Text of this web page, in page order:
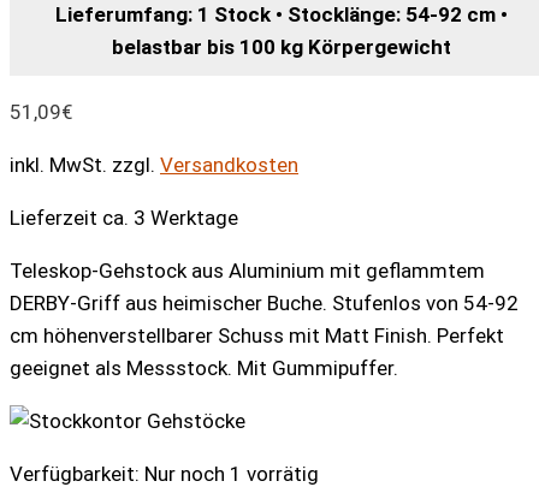
Lieferumfang: 1 Stock • Stocklänge: 54-92 cm •
belastbar bis 100 kg Körpergewicht
51,09€
inkl. MwSt. zzgl. Versandkosten
Lieferzeit ca. 3 Werktage
Teleskop-Gehstock aus Aluminium mit geflammtem
DERBY-Griff aus heimischer Buche. Stufenlos von 54-92
cm höhenverstellbarer Schuss mit Matt Finish. Perfekt
geeignet als Messstock. Mit Gummipuffer.
Verfügbarkeit: Nur noch 1 vorrätig